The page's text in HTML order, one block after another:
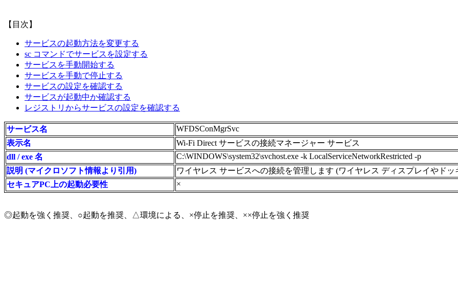
【目次】
サービスの起動方法を変更する
sc コマンドでサービスを設定する
サービスを手動開始する
サービスを手動で停止する
サービスの設定を確認する
サービスが起動中か確認する
レジストリからサービスの設定を確認する
サービス名
WFDSConMgrSvc
表示名
Wi-Fi Direct サービスの接続マネージャー サービス
dll / exe 名
C:\WINDOWS\system32\svchost.exe -k LocalServiceNetworkRestricted -p
説明 (マイクロソフト情報より引用)
ワイヤレス サービスへの接続を管理します (ワイヤレス ディスプレイやドッ
セキュアPC上の起動必要性
×
◎起動を強く推奨、○起動を推奨、△環境による、×停止を推奨、××停止を強く推奨